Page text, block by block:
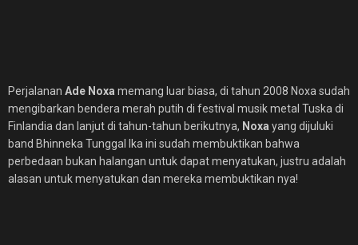
Perjalanan Ade Noxa memang luar biasa, di tahun 2008 Noxa sudah
mengibarkan bendera merah putih di festival musik metal Tuska di
Finlandia dan lanjut di tahun-tahun berikutnya, Noxa yang dijuluki
band Bhinneka Tunggal Ika ini sudah membuktikan bahwa
perbedaan bukan halangan untuk dapat menyatukan, justru adalah
alasan untuk menyatukan dan mereka membuktikan nya!